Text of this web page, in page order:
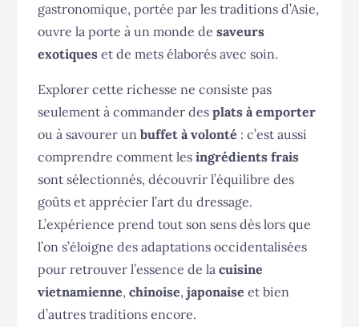
gastronomique, portée par les traditions d’Asie,
ouvre la porte à un monde desaveurs
exotiques et de mets élaborés avec soin.
Explorer cette richesse ne consiste pas
seulement à commander desplats à emporter
ou à savourer unbuffet à volonté : c’est aussi
comprendre comment lesingrédients frais
sont sélectionnés, découvrir l’équilibre des
goûts et apprécier l’art du dressage.
L’expérience prend tout son sens dès lors que
l’on s’éloigne des adaptations occidentalisées
pour retrouver l’essence de lacuisine
vietnamienne,chinoise,japonaise et bien
d’autres traditions encore.